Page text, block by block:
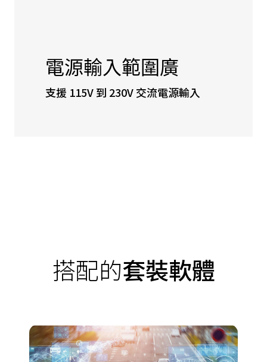
電源輸入範圍廣
支援 115V 到 230V 交流電源輸入
搭配的套裝軟體